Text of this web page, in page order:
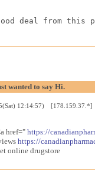
deal from this
wanted to say Hi.
12:14:57) [178.159.37.*]
href=" https://
https://
online drugstore